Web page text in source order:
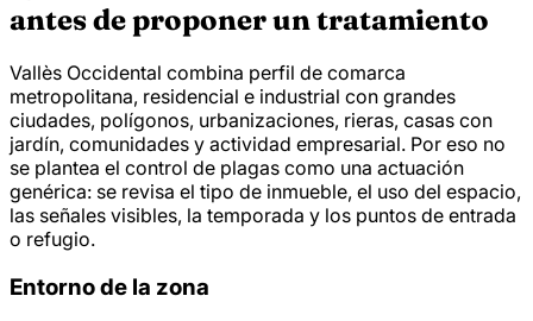
antes de proponer un tratamiento
Vallès Occidental combina perfil de comarca
metropolitana, residencial e industrial con grandes
ciudades, polígonos, urbanizaciones, rieras, casas con
jardín, comunidades y actividad empresarial. Por eso no
se plantea el control de plagas como una actuación
genérica: se revisa el tipo de inmueble, el uso del espacio,
las señales visibles, la temporada y los puntos de entrada
o refugio.
Entorno de la zona